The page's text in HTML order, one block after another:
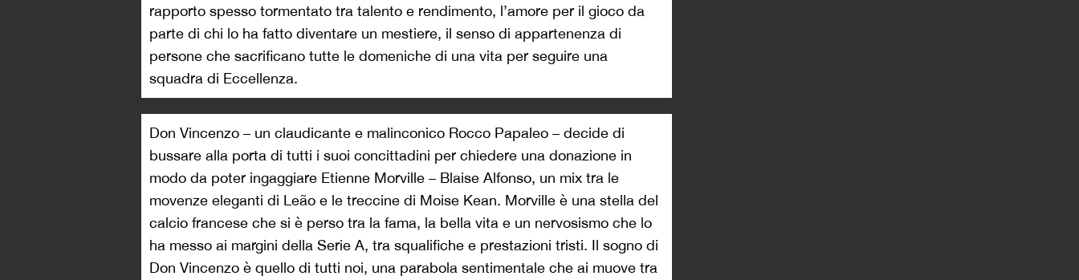
rapporto spesso tormentato tra talento e rendimento, l’amore per il gioco da
parte di chi lo ha fatto diventare un mestiere, il senso di appartenenza di
persone che sacrificano tutte le domeniche di una vita per seguire una
squadra di Eccellenza.
Don Vincenzo – un claudicante e malinconico Rocco Papaleo – decide di
bussare alla porta di tutti i suoi concittadini per chiedere una donazione in
modo da poter ingaggiare Etienne Morville – Blaise Alfonso, un mix tra le
movenze eleganti di Leão e le treccine di Moise Kean. Morville è una stella del
calcio francese che si è perso tra la fama, la bella vita e un nervosismo che lo
ha messo ai margini della Serie A, tra squalifiche e prestazioni tristi. Il sogno di
Don Vincenzo è quello di tutti noi, una parabola sentimentale che ai muove tra